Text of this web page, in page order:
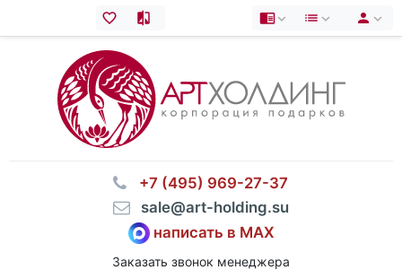
⠀+7 (495) 969-27-37
⠀sale@art-holding.su
написать в MAX
Заказать звонок менеджера